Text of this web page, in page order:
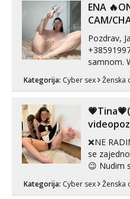
link ispod
ENA
CAM/
Pozdrav, Javi se porukom na br.
samnom. WhatsApp 👉+385919977166
Telegram
seksa, puš...
Kategorija: Cyber sex Ženska
❌NE RADIM
se
😉 Nudim
poruku na
Kategorija: Cyber sex Ženska